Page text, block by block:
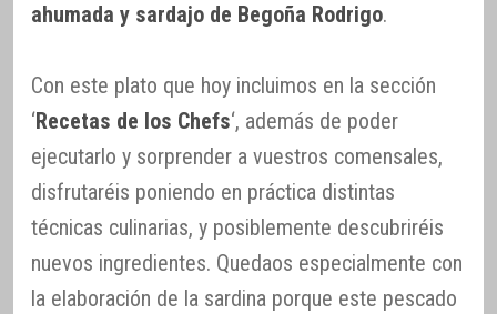
ahumada y sardajo de Begoña Rodrigo.
Con este plato que hoy incluimos en la sección
‘Recetas de los Chefs‘, además de poder
ejecutarlo y sorprender a vuestros comensales,
disfrutaréis poniendo en práctica distintas
técnicas culinarias, y posiblemente descubriréis
nuevos ingredientes. Quedaos especialmente con
la elaboración de la sardina porque este pescado